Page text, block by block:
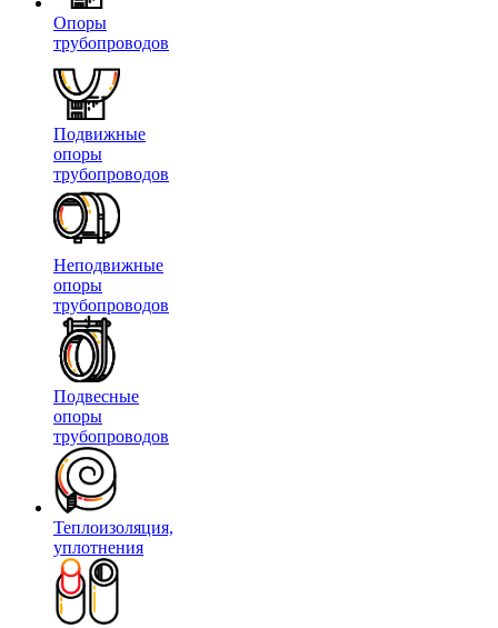
Опоры
трубопроводов
Подвижные
опоры
трубопроводов
Неподвижные
опоры
трубопроводов
Подвесные
опоры
трубопроводов
Теплоизоляция,
уплотнения